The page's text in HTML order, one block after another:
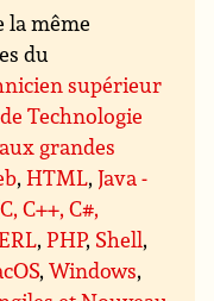
la même
du
supérieur
Technologie
grandes
,HTML,Java -
C++, C#,
,PHP, Shell,
,Windows,